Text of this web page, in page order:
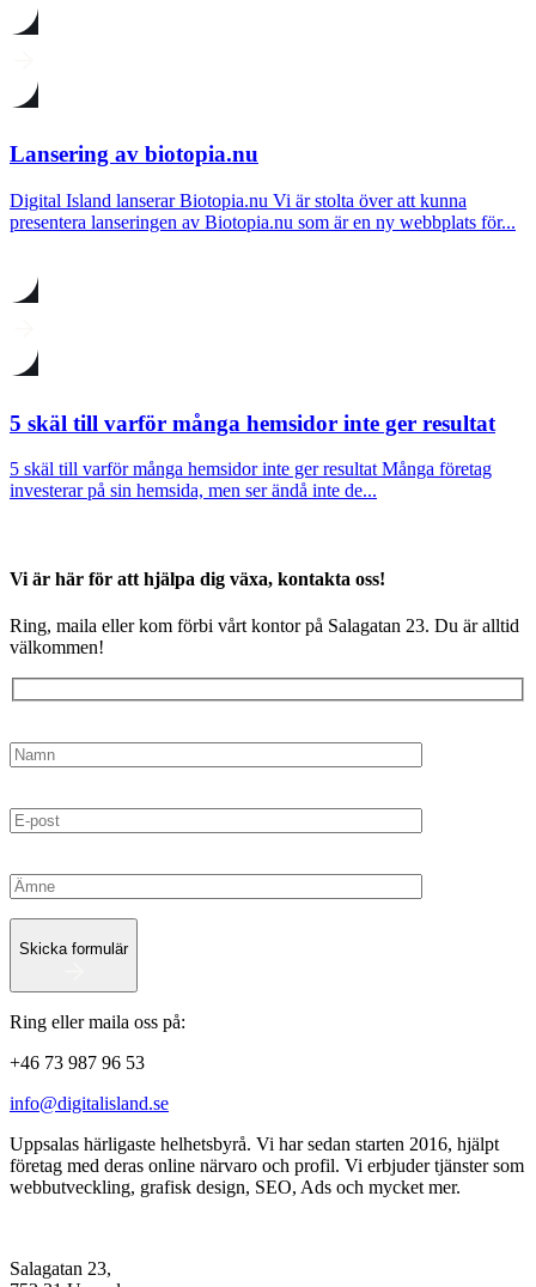
Lansering av biotopia.nu
Digital Island lanserar Biotopia.nu Vi är stolta över att kunna
presentera lanseringen av Biotopia.nu som är en ny webbplats för...
5 skäl till varför många hemsidor inte ger resultat
5 skäl till varför många hemsidor inte ger resultat Många företag
investerar på sin hemsida, men ser ändå inte de...
Vi är här för att hjälpa dig växa, kontakta oss!
Ring, maila eller kom förbi vårt kontor på Salagatan 23. Du är alltid
välkommen!
Skicka formulär
Ring eller maila oss på:
+46 73 987 96 53
info@digitalisland.se
Uppsalas härligaste helhetsbyrå. Vi har sedan starten 2016, hjälpt
företag med deras online närvaro och profil. Vi erbjuder tjänster som
webbutveckling, grafisk design, SEO, Ads och mycket mer.
Salagatan 23,